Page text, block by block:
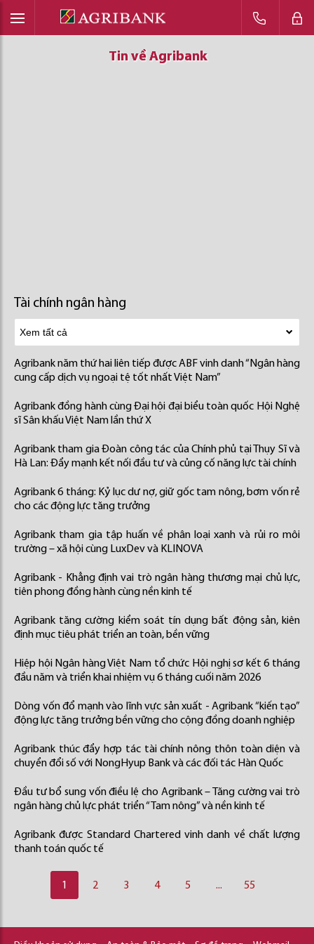
Tin về Agribank
Tin về Agribank
Tin về Agribank
Tài chính ngân hàng
Agribank năm thứ hai liên tiếp được ABF vinh danh “Ngân hàng
cung cấp dịch vụ ngoại tệ tốt nhất Việt Nam”
Agribank đồng hành cùng Đại hội đại biểu toàn quốc Hội Nghệ
sĩ Sân khấu Việt Nam lần thứ X
Agribank tham gia Đoàn công tác của Chính phủ tại Thụy Sĩ và
Hà Lan: Đẩy mạnh kết nối đầu tư và củng cố năng lực tài chính
Agribank 6 tháng: Kỷ lục dư nợ, giữ gốc tam nông, bơm vốn rẻ
cho các động lực tăng trưởng
Agribank tham gia tập huấn về phân loại xanh và rủi ro môi
trường – xã hội cùng LuxDev và KLINOVA
Agribank - Khẳng định vai trò ngân hàng thương mại chủ lực,
tiên phong đồng hành cùng nền kinh tế
Agribank tăng cường kiểm soát tín dụng bất động sản, kiên
định mục tiêu phát triển an toàn, bền vững
Hiệp hội Ngân hàng Việt Nam tổ chức Hội nghị sơ kết 6 tháng
đầu năm và triển khai nhiệm vụ 6 tháng cuối năm 2026
Dòng vốn đổ mạnh vào lĩnh vực sản xuất - Agribank “kiến tạo”
động lực tăng trưởng bền vững cho cộng đồng doanh nghiệp
Agribank thúc đẩy hợp tác tài chính nông thôn toàn diện và
chuyển đổi số với NongHyup Bank và các đối tác Hàn Quốc
Đầu tư bổ sung vốn điều lệ cho Agribank – Tăng cường vai trò
ngân hàng chủ lực phát triển “Tam nông” và nền kinh tế
Agribank được Standard Chartered vinh danh về chất lượng
thanh toán quốc tế
1 2 3 4 5 ... 55